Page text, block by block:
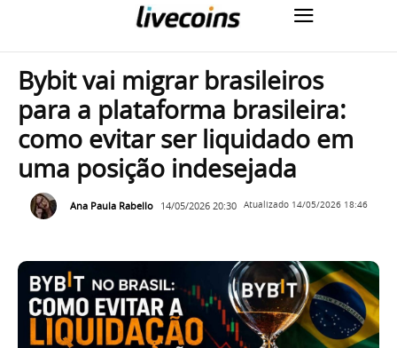
Bybit vai migrar brasileiros
para a plataforma brasileira:
como evitar ser liquidado em
uma posição indesejada
Ana Paula Rabello 14/05/2026 20:30 Atualizado 14/05/2026 18:46